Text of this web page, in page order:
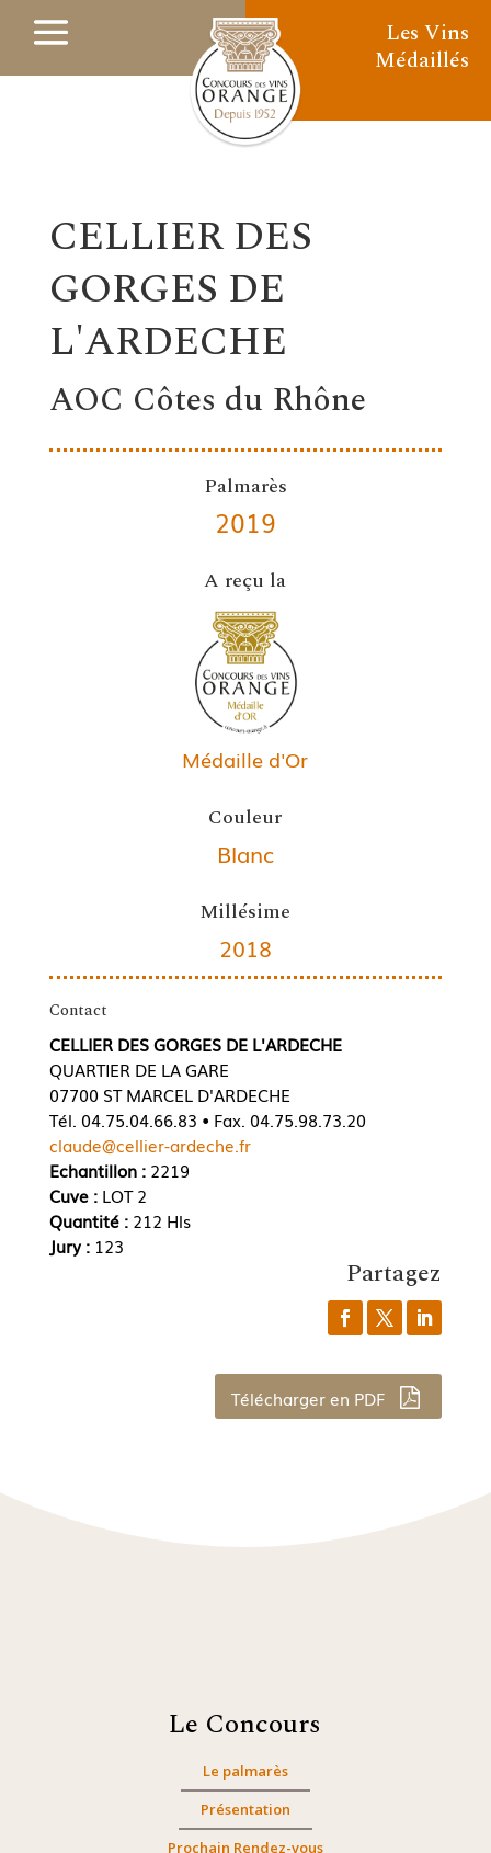
Les Vins
Médaillés
CELLIER DES
GORGES DE
L'ARDECHE
AOC Côtes du Rhône
Palmarès
2019
A reçu la
Médaille d'Or
Couleur
Blanc
Millésime
2018
Contact
CELLIER DES GORGES DE L'ARDECHE
QUARTIER DE LA GARE
07700 ST MARCEL D'ARDECHE
Tél. 04.75.04.66.83 • Fax. 04.75.98.73.20
claude@cellier-ardeche.fr
Echantillon :2219
Cuve : LOT 2
Quantité : 212 Hls
Jury : 123
Partagez
Télécharger en PDF
Le Concours
Le palmarès
Présentation
Prochain Rendez-vous